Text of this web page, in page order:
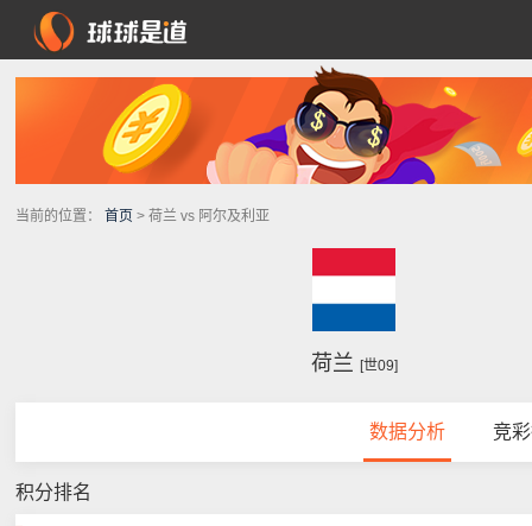
当前的位置： 首页 > 荷兰 vs 阿尔及利亚
荷兰 [世09]
数据分析 竞
积分排名